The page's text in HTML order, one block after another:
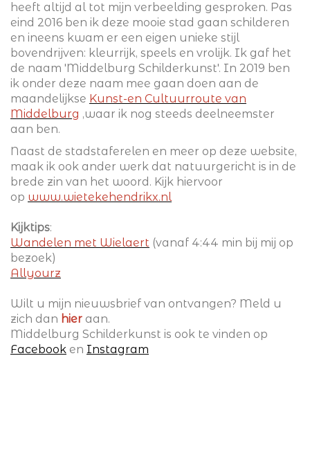
heeft altijd al tot mijn verbeelding gesproken. Pas
eind 2016 ben ik deze mooie stad gaan schilderen
en ineens kwam er een eigen unieke stijl
bovendrijven: kleurrijk, speels en vrolijk. Ik gaf het
de naam 'Middelburg Schilderkunst'. In 2019 ben
ik onder deze naam mee gaan doen aan de
maandelijkse Kunst-en Cultuurroute van
Middelburg ,waar ik nog steeds deelneemster
aan ben.
Naast de stadstaferelen en meer op deze website,
maak ik ook ander werk dat natuurgericht is in de
brede zin van het woord. Kijk hiervoor
op www.wietekehendrikx.nl
Kijktips:
Wandelen met Wielaert (vanaf 4:44 min bij mij op
bezoek)
Allyourz
Wilt u mijn nieuwsbrief van ontvangen? Meld u
zich dan hier aan.
Middelburg Schilderkunst is ook te vinden op
Facebook en Instagram